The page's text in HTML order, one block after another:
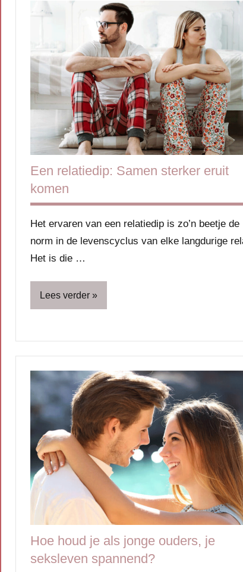
Een relatiedip: Samen sterker eruit
komen
Het ervaren van een relatiedip is zo’n beetje de
norm in de levenscyclus van elke langdurige
Het is die …
Lees verder
Ouders
Relatie
Hoe houd je als jonge ouders, je
seksleven spannend?